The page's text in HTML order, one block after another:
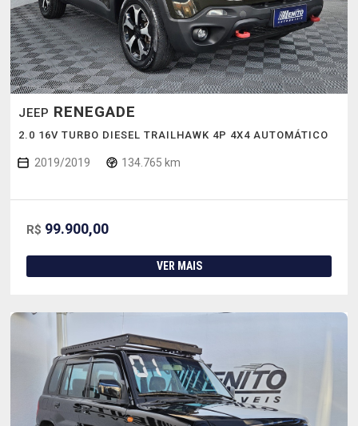
JEEP RENEGADE
2.0 16V TURBO DIESEL TRAILHAWK 4P 4X4 AUTOMÁTICO
2019/2019 134.765 km
R$ 99.900,00
VER MAIS